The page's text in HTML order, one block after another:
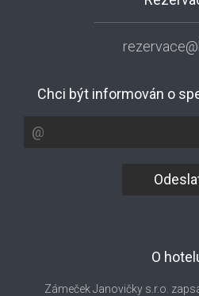
Chci být informován o
O
Zámeček Janovičky s.r.o.